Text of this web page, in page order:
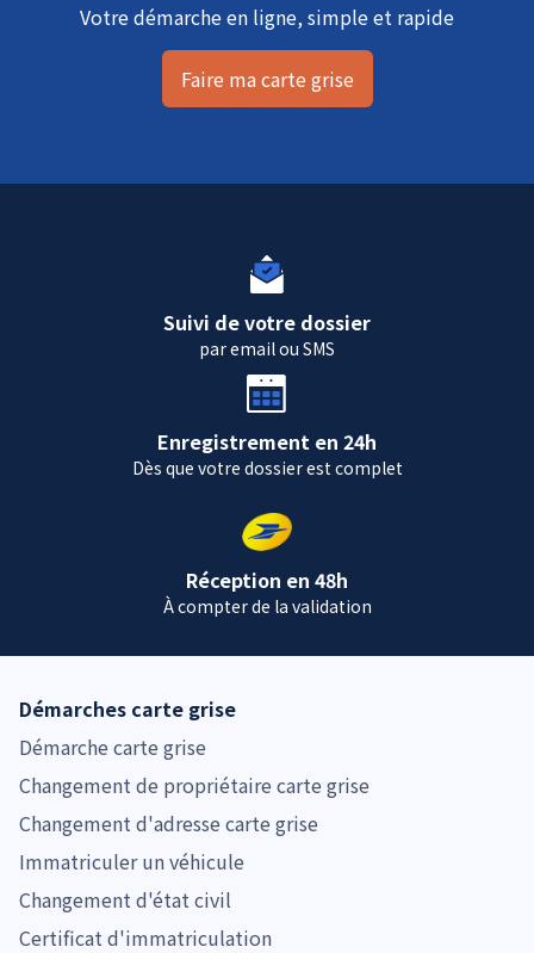
Votre démarche en ligne, simple et rapide
Faire ma carte grise
Suivi de votre dossier
par email ou SMS
Enregistrement en 24h
Dès que votre dossier est complet
Réception en 48h
À compter de la validation
Démarches carte grise
Démarche carte grise
Changement de propriétaire carte grise
Changement d'adresse carte grise
Immatriculer un véhicule
Changement d'état civil
Certificat d'immatriculation